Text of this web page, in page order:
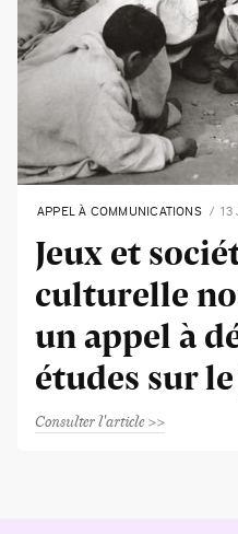
APPEL À COMMUNICATIONS 13
Jeux et
culturelle
un appel à
études sur
Consulter l'article